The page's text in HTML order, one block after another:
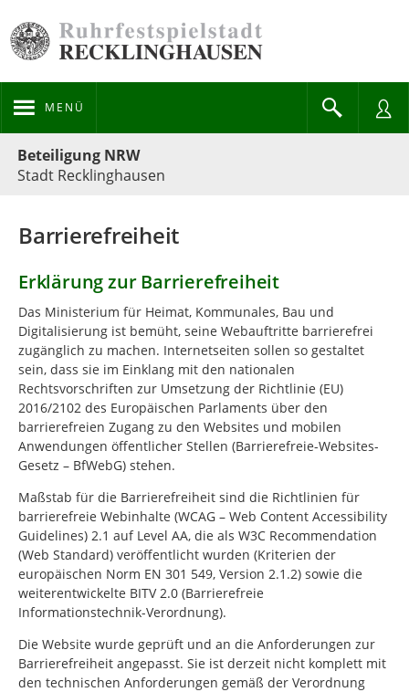
MENÜ
Beteiligung NRW
Stadt Recklinghausen
Barrierefreiheit
Erklärung zur Barrierefreiheit
Das Ministerium für Heimat, Kommunales, Bau und
Digitalisierung ist bemüht, seine Webauftritte barrierefrei
zugänglich zu machen. Internetseiten sollen so gestaltet
sein, dass sie im Einklang mit den nationalen
Rechtsvorschriften zur Umsetzung der Richtlinie (EU)
2016/2102 des Europäischen Parlaments über den
barrierefreien Zugang zu den Websites und mobilen
Anwendungen öffentlicher Stellen (Barrierefreie-Websites-
Gesetz – BfWebG) stehen.
Maßstab für die Barrierefreiheit sind die Richtlinien für
barrierefreie Webinhalte (WCAG – Web Content Accessibility
Guidelines) 2.1 auf Level AA, die als W3C Recommendation
(Web Standard) veröffentlicht wurden (Kriterien der
europäischen Norm EN 301 549, Version 2.1.2) sowie die
weiterentwickelte BITV 2.0 (Barrierefreie
Informationstechnik-Verordnung).
Die Website wurde geprüft und an die Anforderungen zur
Barrierefreiheit angepasst. Sie ist derzeit nicht komplett mit
den technischen Anforderungen gemäß der Verordnung